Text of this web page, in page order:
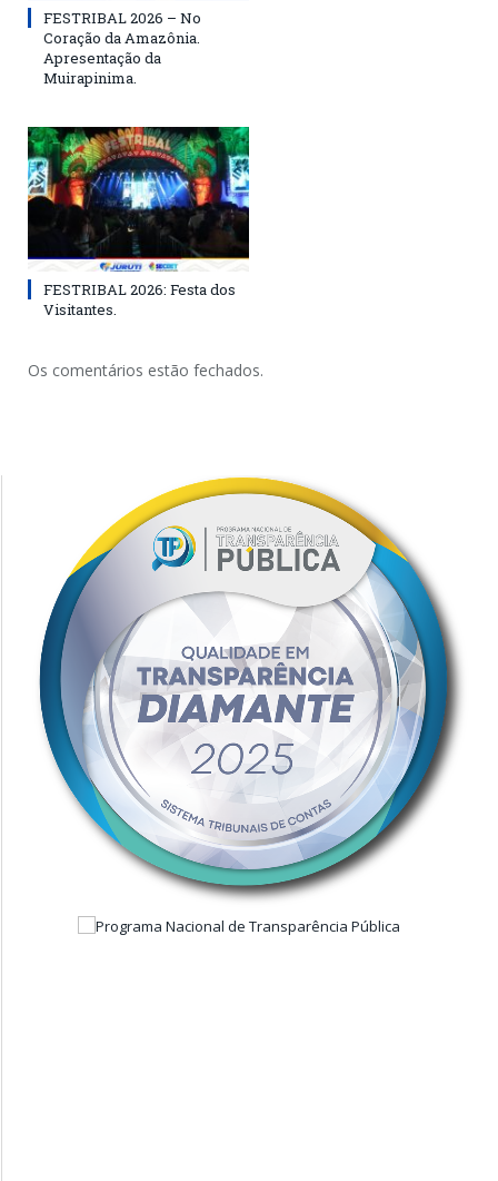
FESTRIBAL 2026 – No
Coração da Amazônia.
Apresentação da
Muirapinima.
FESTRIBAL 2026: Festa dos
Visitantes.
Os comentários estão fechados.